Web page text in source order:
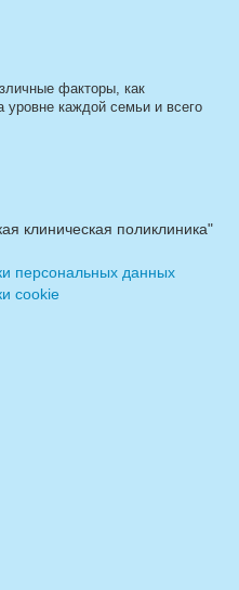
факторы, как
каждой семьи и всего
клиническая поликлиника"
персональных данных
cookie